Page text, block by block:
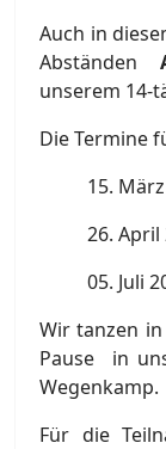
Auch in
Abständen
unserem 14-
Die Termine
15.
26. April
05. Juli
Wir tanzen
Pause in
Wegenkamp.
Für die